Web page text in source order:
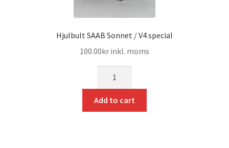
Hjulbult SAAB Sonnet / V4 special
100.00kr inkl. moms
Add to cart